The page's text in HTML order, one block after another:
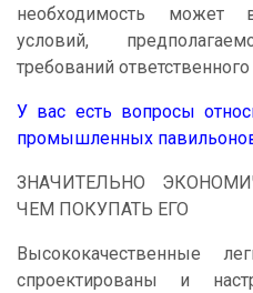
необходимость может
условий,
требований
У вас есть вопросы
промышленных
ЗНАЧИТЕЛЬНО
ЧЕМ ПОКУПАТЬ ЕГО
Высококачественные
спроектированы и